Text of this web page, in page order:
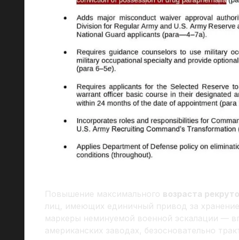
Повышение максимального возраста
лиц, имеющих единичный привод за
маркеры неминуемой военной эскалации —
американских заводах, безосновательно